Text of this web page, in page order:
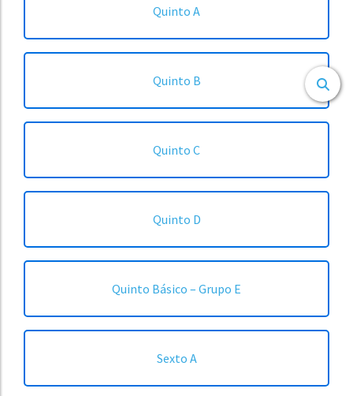
Quinto A
Quinto B
Quinto C
Quinto D
Quinto Básico – Grupo E
Sexto A